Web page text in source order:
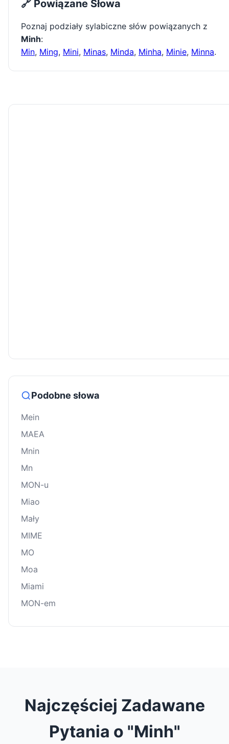
🔗 Powiązane Słowa
Poznaj podziały sylabiczne słów powiązanych z
Minh:
Min, Ming, Mini, Minas, Minda, Minha, Minie, Minna.
Podobne słowa
Mein
MAEA
Mnin
Mn
MON-u
Miao
Mały
MIME
MO
Moa
Miami
MON-em
Najczęściej Zadawane
Pytania o "Minh"